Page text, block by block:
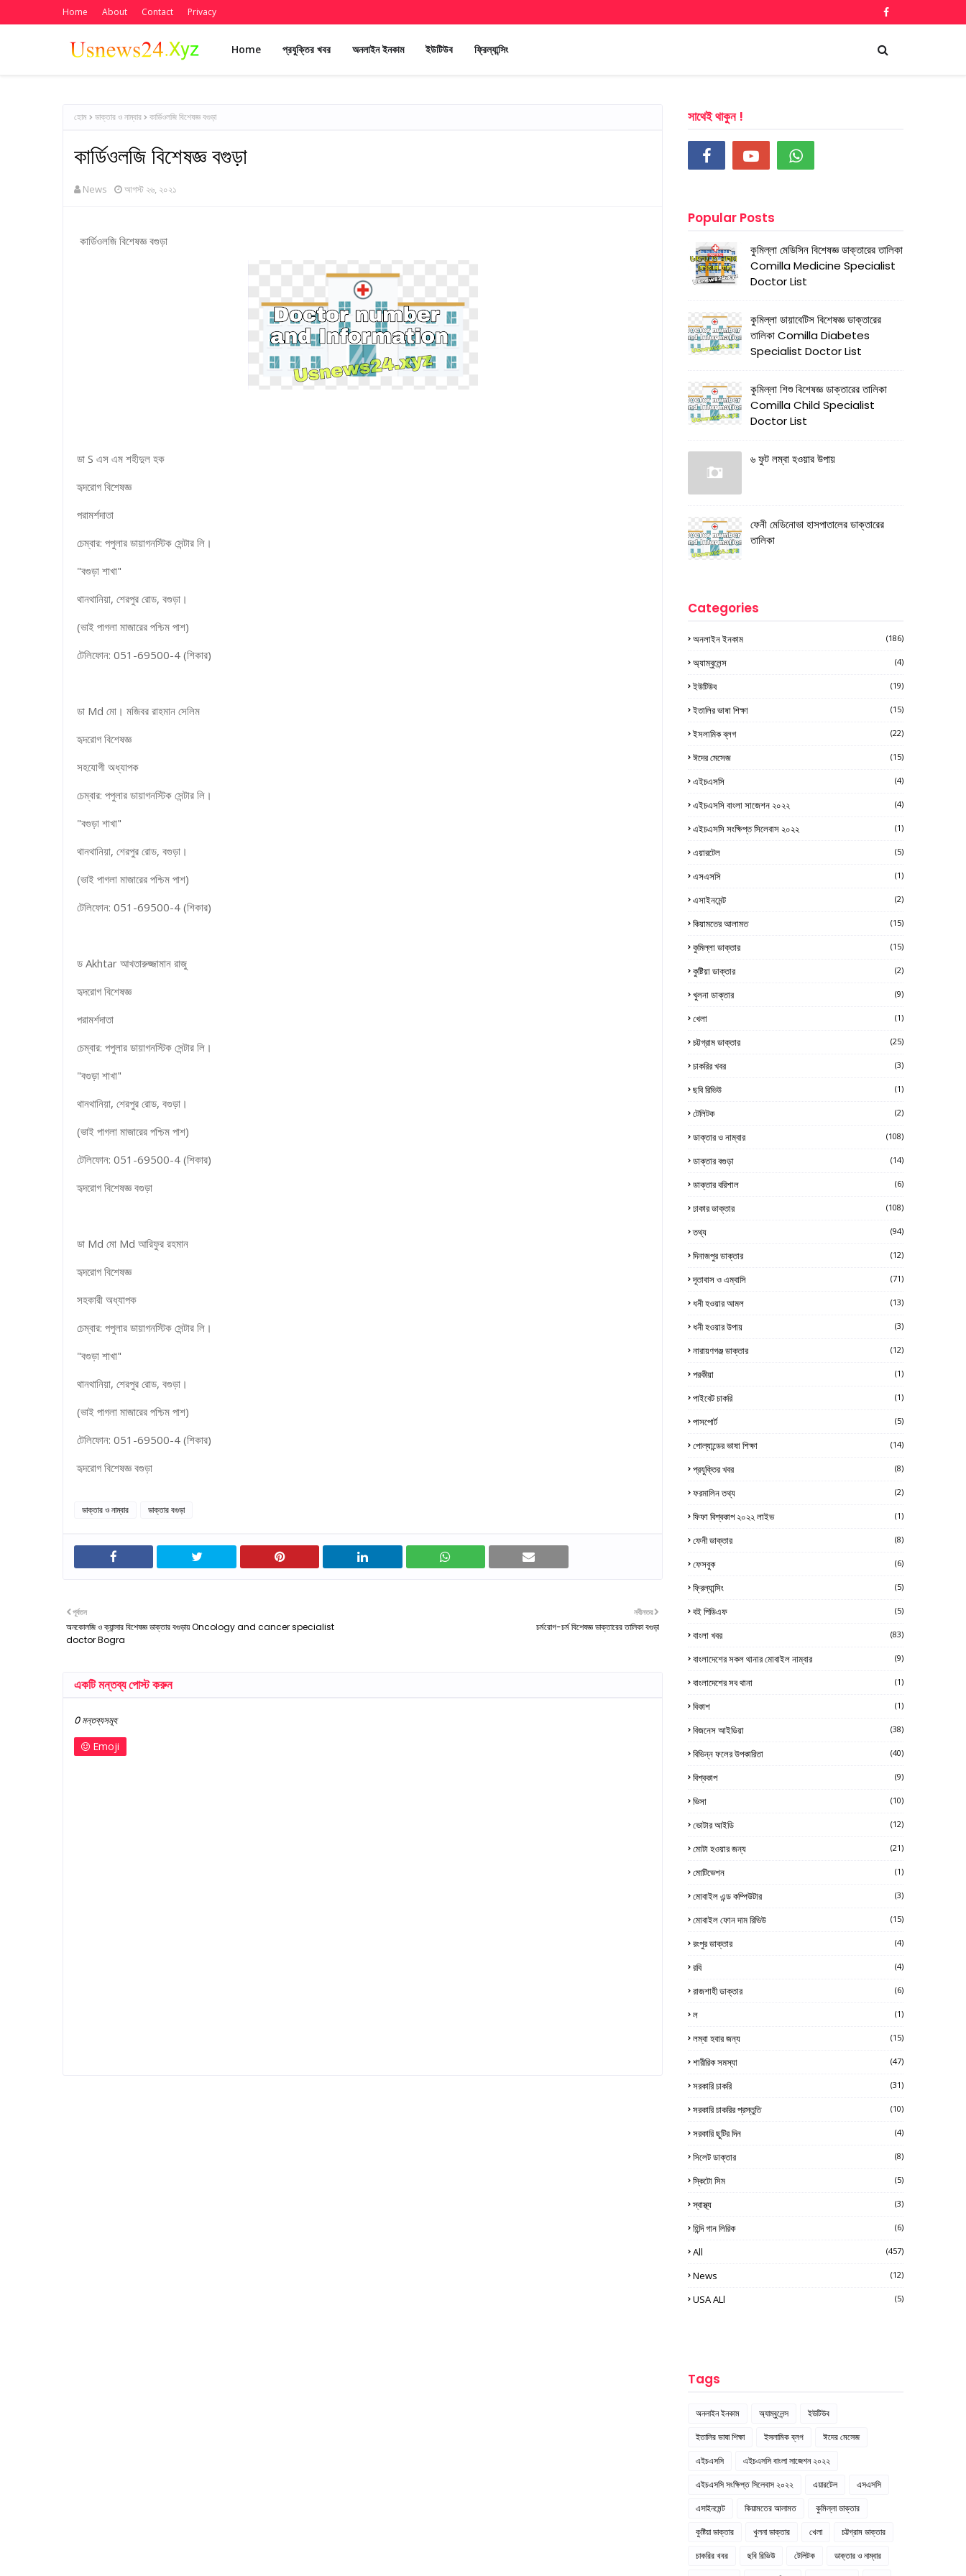
Home About Contact Privacy
Home প্রযুক্তির খবর অনলাইন ইনকাম ইউটিউব ফ্রিল্যান্সিং
হোম ডাক্তার ও নাম্বার কার্ডিওলজি বিশেষজ্ঞ বগুড়া
কার্ডিওলজি বিশেষজ্ঞ বগুড়া
News আগস্ট ২৬, ২০২১
কার্ডিওলজি বিশেষজ্ঞ বগুড়া
ডা S এস এম শহীদুল হক
হৃদরোগ বিশেষজ্ঞ
পরামর্শদাতা
চেম্বার: পপুলার ডায়াগনস্টিক সেন্টার লি।
"বগুড়া শাখা"
থানথানিয়া, শেরপুর রোড, বগুড়া।
(ভাই পাগলা মাজারের পশ্চিম পাশ)
টেলিফোন: 051-69500-4 (শিকার)
ডা Md মো। মজিবর রাহমান সেলিম
হৃদরোগ বিশেষজ্ঞ
সহযোগী অধ্যাপক
চেম্বার: পপুলার ডায়াগনস্টিক সেন্টার লি।
"বগুড়া শাখা"
থানথানিয়া, শেরপুর রোড, বগুড়া।
(ভাই পাগলা মাজারের পশ্চিম পাশ)
টেলিফোন: 051-69500-4 (শিকার)
ড Akhtar আখতারুজ্জামান রাজু
হৃদরোগ বিশেষজ্ঞ
পরামর্শদাতা
চেম্বার: পপুলার ডায়াগনস্টিক সেন্টার লি।
"বগুড়া শাখা"
থানথানিয়া, শেরপুর রোড, বগুড়া।
(ভাই পাগলা মাজারের পশ্চিম পাশ)
টেলিফোন: 051-69500-4 (শিকার)
হৃদরোগ বিশেষজ্ঞ বগুড়া
ডা Md মো Md আরিফুর রহমান
হৃদরোগ বিশেষজ্ঞ
সহকারী অধ্যাপক
চেম্বার: পপুলার ডায়াগনস্টিক সেন্টার লি।
"বগুড়া শাখা"
থানথানিয়া, শেরপুর রোড, বগুড়া।
(ভাই পাগলা মাজারের পশ্চিম পাশ)
টেলিফোন: 051-69500-4 (শিকার)
হৃদরোগ বিশেষজ্ঞ বগুড়া
ডাক্তার ও নাম্বার ডাক্তার বগুড়া
নবীনতর
চর্মরোগ-চর্ম বিশেষজ্ঞ ডাক্তারের তালিকা বগুড়া
পূর্বতন
অনকোলজি ও ক্যান্সার বিশেষজ্ঞ ডাক্তার বগুড়ায় Oncology and cancer specialist
doctor Bogra
একটি মন্তব্য পোস্ট করুন
0 মন্তব্যসমূহ
Emoji
সাথেই থাকুন !
Popular Posts
কুমিল্লা মেডিসিন বিশেষজ্ঞ ডাক্তারের তালিকা
Comilla Medicine Specialist
Doctor List
কুমিল্লা ডায়াবেটিস বিশেষজ্ঞ ডাক্তারের
তালিকা Comilla Diabetes
Specialist Doctor List
কুমিল্লা শিশু বিশেষজ্ঞ ডাক্তারের তালিকা
Comilla Child Specialist
Doctor List
৬ ফুট লম্বা হওয়ার উপায়
ফেনী মেডিনোভা হাসপাতালের ডাক্তারের
তালিকা
Categories
অনলাইন ইনকাম (186)
অ্যাম্বুলেন্স (4)
ইউটিউব (19)
ইতালির ভাষা শিক্ষা (15)
ইসলামিক ব্লগ (22)
ঈদের মেসেজ (15)
এইচএসসি (4)
এইচএসসি বাংলা সাজেশন ২০২২ (4)
এইচএসসি সংক্ষিপ্ত সিলেবাস ২০২২ (1)
এয়ারটেল (5)
এসএসসি (1)
এসাইনমেন্ট (2)
কিয়ামতের আলামত (15)
কুমিল্লা ডাক্তার (15)
কুষ্টিয়া ডাক্তার (2)
খুলনা ডাক্তার (9)
খেলা (1)
চট্টগ্রাম ডাক্তার (25)
চাকরির খবর (3)
ছবি রিভিউ (1)
টেলিটক (2)
ডাক্তার ও নাম্বার (108)
ডাক্তার বগুড়া (14)
ডাক্তার বরিশাল (6)
ঢাকার ডাক্তার (108)
তথ্য (94)
দিনাজপুর ডাক্তার (12)
দূতাবাস ও এম্বাসি (71)
ধনী হওয়ার আমল (13)
ধনী হওয়ার উপায় (3)
নারায়ণগঞ্জ ডাক্তার (12)
পরকীয়া (1)
পাইবেট চাকরি (1)
পাসপোর্ট (5)
পোল্যান্ডের ভাষা শিক্ষা (14)
প্রযুক্তির খবর (8)
ফরমালিন তথ্য (2)
ফিফা বিশ্বকাপ ২০২২ লাইভ (1)
ফেনী ডাক্তার (8)
ফেসবুক (6)
ফ্রিল্যান্সিং (5)
বই পিডিএফ (5)
বাংলা খবর (83)
বাংলাদেশের সকল থানার মোবাইল নাম্বার (9)
বাংলাদেশের সব থানা (1)
বিকাশ (1)
বিজনেস আইডিয়া (38)
বিভিন্ন ফলের উপকারিতা (40)
বিশ্বকাপ (9)
ভিসা (10)
ভোটার আইডি (12)
মোটা হওয়ার জন্য (21)
মোটিভেশন (1)
মোবাইল এন্ড কম্পিউটার (3)
মোবাইল ফোন দাম রিভিউ (15)
রংপুর ডাক্তার (4)
রবি (4)
রাজশাহী ডাক্তার (6)
ল (1)
লম্বা হবার জন্য (15)
শারীরিক সমস্যা (47)
সরকারি চাকরি (31)
সরকারি চাকরির প্রস্তুতি (10)
সরকারি ছুটির দিন (4)
সিলেট ডাক্তার (8)
স্কিটো সিম (5)
স্বাস্থ্য (3)
হিন্দি গান লিরিক (6)
All (457)
News (12)
USA ALl (5)
Tags
অনলাইন ইনকাম অ্যাম্বুলেন্স
ইউটিউব
ইতালির ভাষা শিক্ষা
ইসলামিক ব্লগ
ঈদের মেসেজ
এইচএসসি
এইচএসসি বাংলা সাজেশন ২০২২
এইচএসসি সংক্ষিপ্ত সিলেবাস ২০২২
এয়ারটেল
এসএসসি
এসাইনমেন্ট
কিয়ামতের আলামত
কুমিল্লা ডাক্তার
কুষ্টিয়া ডাক্তার
খুলনা ডাক্তার খেলা
চট্টগ্রাম ডাক্তার
চাকরির খবর
ছবি রিভিউ টেলিটক
ডাক্তার ও নাম্বার